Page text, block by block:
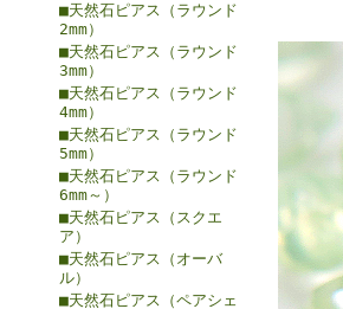
■天然石ピアス（ラウンド
2mm）
■天然石ピアス（ラウンド
3mm）
■天然石ピアス（ラウンド
4mm）
■天然石ピアス（ラウンド
5mm）
■天然石ピアス（ラウンド
6mm～）
■天然石ピアス（スクエ
ア）
■天然石ピアス（オーバ
ル）
■天然石ピアス（ペアシェ